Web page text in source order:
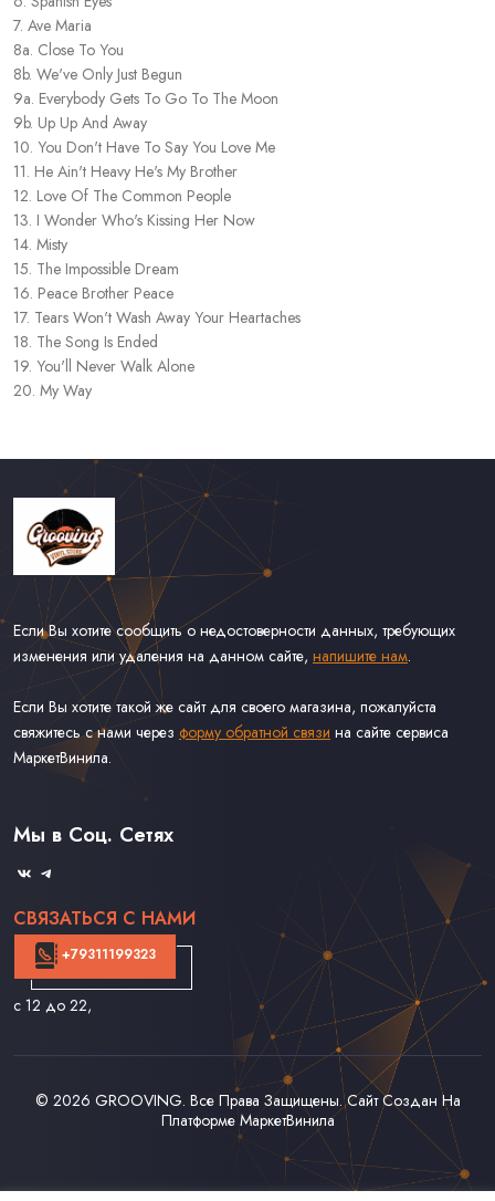
7. Ave Maria
8a. Close To You
8b. We've Only Just Begun
9a. Everybody Gets To Go To The Moon
9b. Up Up And Away
10. You Don't Have To Say You Love Me
11. He Ain't Heavy He's My Brother
12. Love Of The Common People
13. I Wonder Who's Kissing Her Now
14. Misty
15. The Impossible Dream
16. Peace Brother Peace
17. Tears Won't Wash Away Your Heartaches
18. The Song Is Ended
19. You'll Never Walk Alone
20. My Way
Если Вы хотите сообщить о недостоверности данных, требующих
изменения или удаления на данном сайте, напишите нам.
Если Вы хотите такой же сайт для своего магазина, пожалуйста
свяжитесь с нами через форму обратной связи на сайте сервиса
МаркетВинила.
Связаться С Нами
Оферта
Мы в Соц. Сетях
СВЯЗАТЬСЯ С НАМИ
+79311199323
с 12 до 22,
© 2026 GROOVING. Все Права Защищены. Сайт Создан На
Платформе МаркетВинила